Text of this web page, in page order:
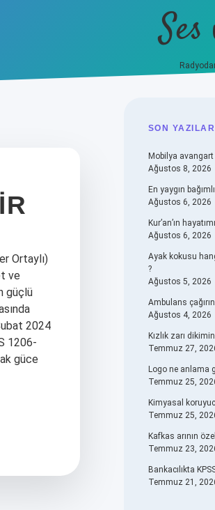
Ortaylı)
ve
güçlü
2024
1206-
güce
SON YAZILAR
Mobilya avangart
Ağustos 8, 2026
En yaygın
Ağustos 6, 2026
Kur’an’ın
Ağustos 6, 2026
Ayak kokusu
?
Ağustos 5, 2026
Ambulans
Ağustos 4, 2026
Kızlık zarı
Temmuz 27,
Logo ne anlama
Temmuz 25,
Kimyasal
Temmuz 25,
Kafkas arının
Temmuz 23,
Bankacılıkta
Temmuz 21,